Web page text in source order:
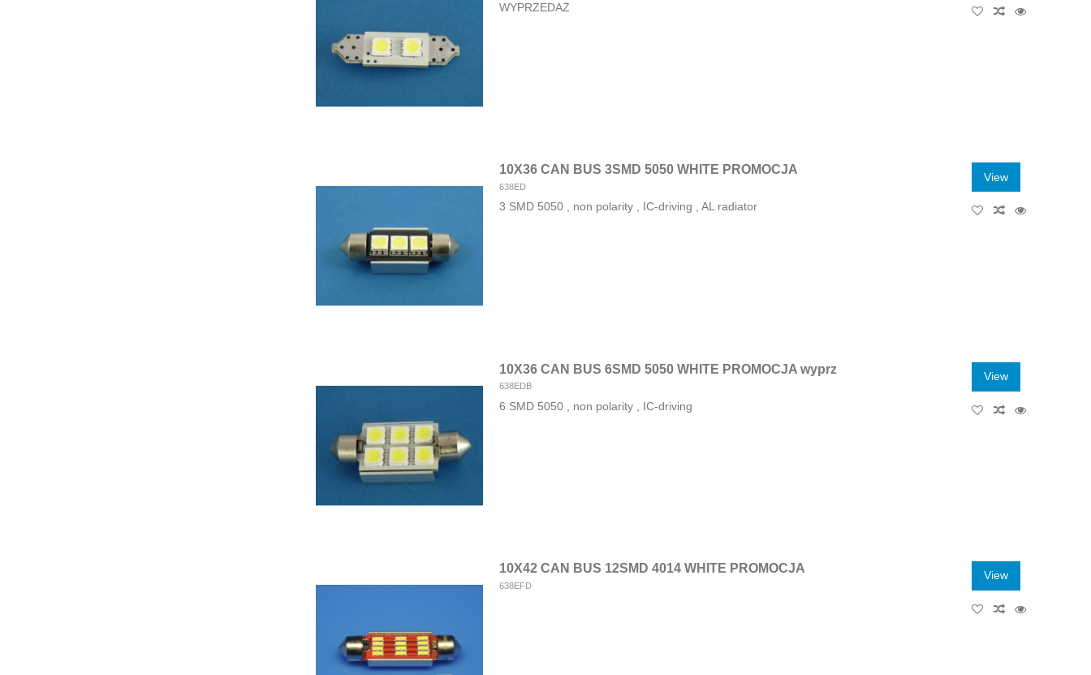
WYPRZEDAŻ
10X36 CAN BUS 3SMD 5050 WHITE PROMOCJA
638ED
3 SMD 5050 , non polarity , IC-driving , AL radiator
View
10X36 CAN BUS 6SMD 5050 WHITE PROMOCJA wyprz
638EDB
6 SMD 5050 , non polarity , IC-driving
View
10X42 CAN BUS 12SMD 4014 WHITE PROMOCJA
638EFD
View